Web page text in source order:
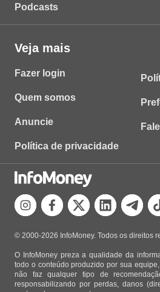
Podcasts
Veja mais
Fazer login
Quem somos
Anuncie
Política de privacidade
© 2000-2026 InfoMoney. Todos os direitos
O InfoMoney preza a qualidade da
todo o conteúdo produzido por sua
não faz qualquer tipo de
responsabilizando por perdas, danos